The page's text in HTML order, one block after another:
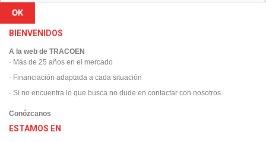
OK
BIENVENIDOS
A la web de TRACOEN
· Más de 25 años en el mercado
· Financiación adaptada a cada situación
· Si no encuentra lo que busca no dude en contactar con nosotros.
Conózcanos
ESTAMOS EN